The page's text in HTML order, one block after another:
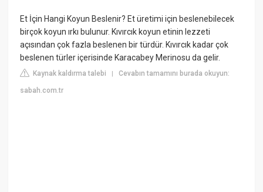
Et İçin Hangi Koyun Beslenir? Et üretimi için beslenebilecek
birçok koyun ırkı bulunur. Kıvırcık koyun etinin lezzeti
açısından çok fazla beslenen bir türdür. Kıvırcık kadar çok
beslenen türler içerisinde Karacabey Merinosu da gelir.
Kaynak kaldırma talebi |Cevabın tamamını burada okuyun:
sabah.com.tr